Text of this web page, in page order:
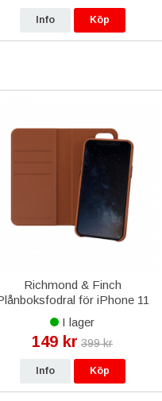
Info Köp
Richmond & Finch
för iPhone 11
Pro Max - Brun
I lager
149 kr 399 kr
Info Köp